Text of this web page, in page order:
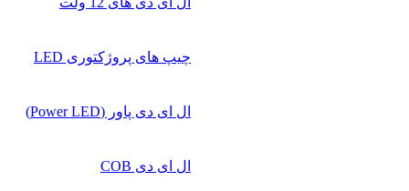
چیپ‌ های پروژکتوری LED
ال ای دی پاور (Power LED)
ال ای دی COB